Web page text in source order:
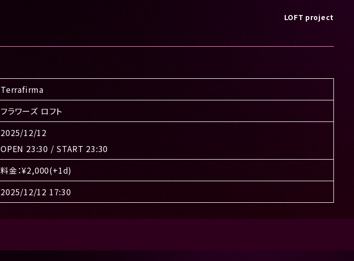
LOFT project
Terrafirma
フラワーズ ロフト
2025/12/12
OPEN 23:30 / START 23:30
料金：¥2,000(+1d)
2025/12/12 17:30